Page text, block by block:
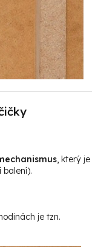
, který je
balení).
je tzn.